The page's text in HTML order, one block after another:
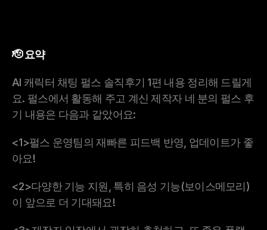
🫡 요약
AI 캐릭터 채팅 펄스 솔직후기 1편 내용 정리해 드릴게
요. 펄스에서 활동해 주고 계신 제작자 네 분의 펄스 후
기 내용은 다음과 같았어요:
<1>펄스 운영팀의 재빠른 피드백 반영, 업데이트가 좋
아요!
<2>다양한 기능 지원, 특히 음성 기능(보이스메모리)
이 앞으로 더 기대돼요!